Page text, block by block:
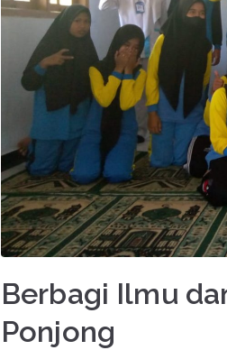
Berbagi Ilmu
Ponjong